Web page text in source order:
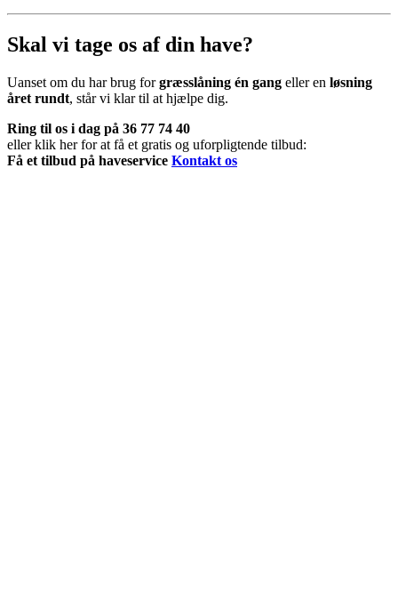
Skal vi tage os af din have?
Uanset om du har brug forgræsslåning én gang eller en løsning
året rundt, står vi klar til at hjælpe dig.
Ring til os i dag på 36 77 74 40
eller klik her for at få et gratis og uforpligtende tilbud:
Få et tilbud på haveservice Kontakt os